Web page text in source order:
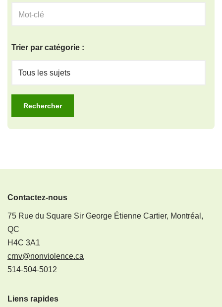
Trier par catégorie :
Contactez-nous
75 Rue du Square Sir George Étienne Cartier, Montréal,
QC
H4C 3A1
crnv@nonviolence.ca
514-504-5012
Liens rapides